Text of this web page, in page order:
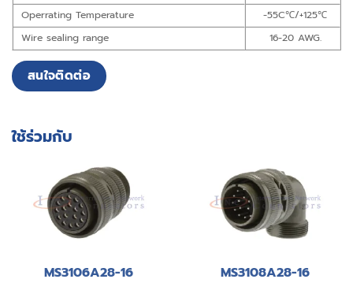
Operrating Temperature
-55C℃/+125℃
Wire sealing range
16-20 AWG.
สนใจติดต่อ
ใช้ร่วมกับ
MS3106A28-16 MS3108A28-16